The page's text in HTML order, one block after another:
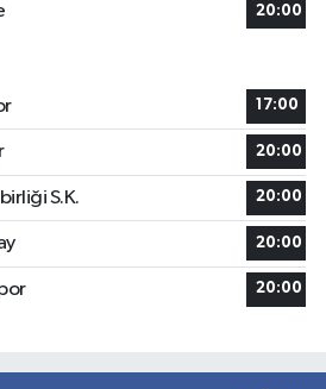
20:00
17:00
20:00
S.K. 20:00
20:00
20:00